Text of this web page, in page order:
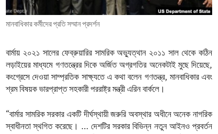
ENVIRONMENT AND HEALTH
IDEALS AND INSTITUTIONS
মানবাধিকার কর্মীদের প্রতি সম্মান প্রদর্শন
বার্মায় ২০২১ সালের ফেব্রুয়ারির সামরিক অভ্যুত্থান ২০১১ সাল থেকে কঠিন
লড়াইয়ের মাধ্যমে গণতন্ত্রের দিকে অর্জিত অগ্রগতির অনেকটাই মুছে দিয়েছে,
কংগ্রেসে দেওয়া সাম্প্রতিক সাক্ষ্যতে এ কথা বলেন গণতন্ত্র, মানবাধিকার এবং
শ্রম বিষয়ক ভারপ্রাপ্ত সহকারী পররাষ্ট্র মন্ত্রী এরিন বার্কলে।
“বার্মার সামরিক সরকার একটি দীর্ঘস্থায়ী জরুরি অবস্থার অধীনে অনেক নাগরিক
স্বাধীনতা স্থগিত করেছে। ... দেশটির সরকার বিভিন্ন নতুন আইনও প্রবর্তন